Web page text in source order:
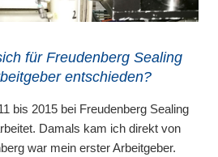
für Freudenberg Sealing
entschieden?
bis 2015 bei Freudenberg Sealing
Damals kam ich direkt von
war mein erster Arbeitgeber.